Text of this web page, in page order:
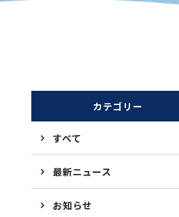
カテゴリー
すべて
最新ニュース
お知らせ